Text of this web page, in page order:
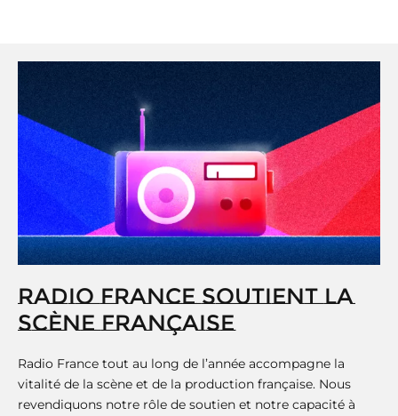
RADIO FRANCE SOUTIENT LA
SCÈNE FRANÇAISE
Radio France tout au long de l’année accompagne la
vitalité de la scène et de la production française. Nous
revendiquons notre rôle de soutien et notre capacité à